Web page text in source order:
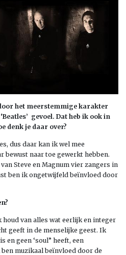
het meerstemmige karakter
gevoel. Dat heb ik ook in
denk je daar over?
dus daar kan ik wel mee
bewust naar toe gewerkt hebben.
Steve en Magnum vier zangers in
ben ik ongetwijfeld beïnvloed door
van alles wat eerlijk en integer
geeft in de menselijke geest. Ik
en geen ‘soul” heeft, een
muzikaal beïnvloed door de